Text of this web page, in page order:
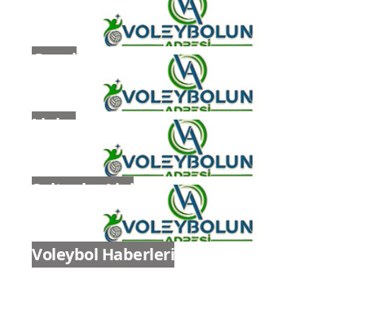
Genel
Ligler
Sultanlar Ligi
Voleybol Haberleri